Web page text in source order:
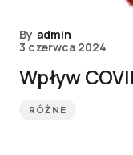
By admin
3 czerwca 2024
Wpływ
RÓŻNE